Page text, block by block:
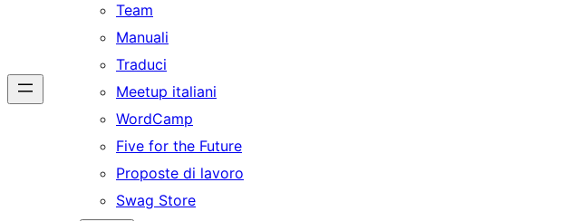
Team
Manuali
Traduci
Meetup italiani
WordCamp
Five for the Future
Proposte di lavoro
Swag Store